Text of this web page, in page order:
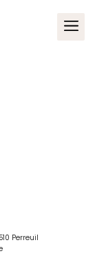
Perreuil